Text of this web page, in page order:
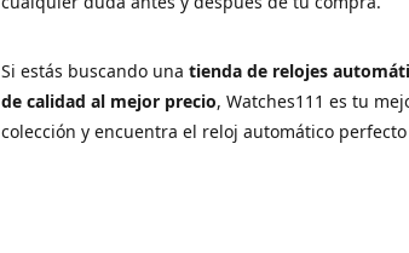
Si estás buscando una tienda de relojes
de calidad al mejor precio, Watches111 es tu
colección y encuentra el reloj automático